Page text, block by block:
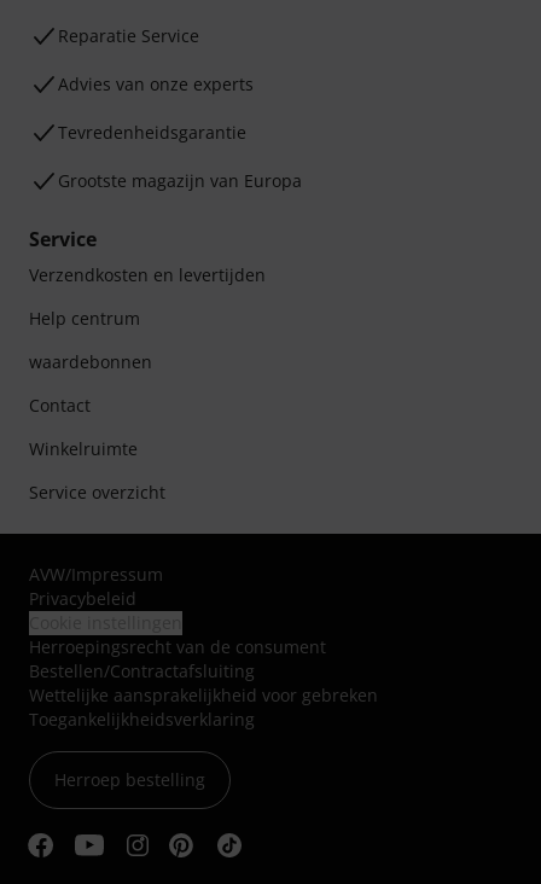
Reparatie Service
Advies van onze experts
Tevredenheidsgarantie
Grootste magazijn van Europa
Service
Verzendkosten en levertijden
Help centrum
waardebonnen
Contact
Winkelruimte
Service overzicht
AVW/Impressum
Privacybeleid
Herroepingsrecht van de consument
Bestellen/Contractafsluiting
Wettelijke aansprakelijkheid voor gebreken
Toegankelijkheidsverklaring
Herroep bestelling